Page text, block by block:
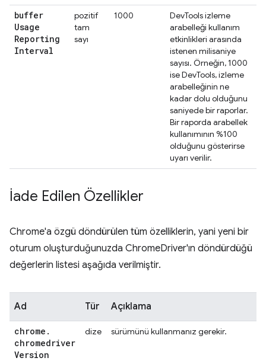
buffer
Usage
Reporting
Interval
pozitif
tam
sayı
1000
DevTools izleme
arabelleği kullanım
etkinlikleri arasında
istenen milisaniye
sayısı. Örneğin, 1000
ise DevTools, izleme
arabelleğinin ne
kadar dolu olduğunu
saniyede bir raporlar.
Bir raporda arabellek
kullanımının %100
olduğunu gösterirse
uyarı verilir.
İade Edilen Özellikler
Chrome'a özgü döndürülen tüm özelliklerin, yani yeni bir
oturum oluşturduğunuzda ChromeDriver'ın döndürdüğü
değerlerin listesi aşağıda verilmiştir.
Ad Tür Açıklama
chrome .
chromedriver
Version
dize sürümünü kullanmanız gerekir.